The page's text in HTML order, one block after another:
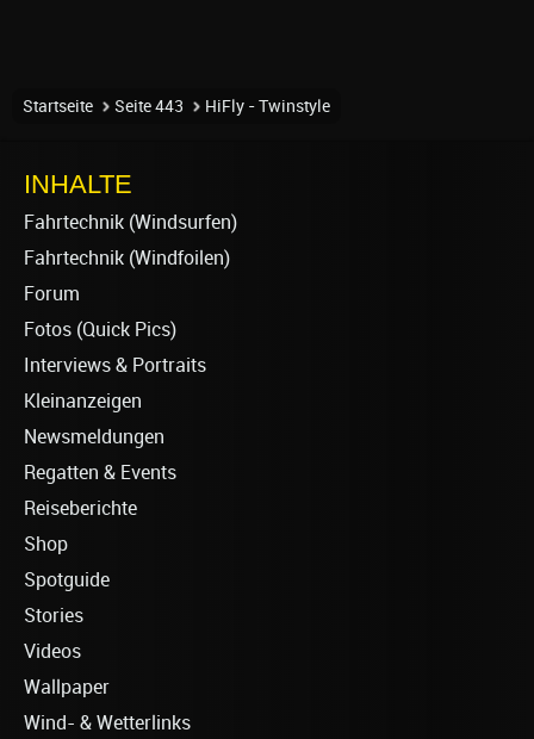
Startseite Seite 443 HiFly - Twinstyle
INHALTE
Fahrtechnik (Windsurfen)
Fahrtechnik (Windfoilen)
Forum
Fotos (Quick Pics)
Interviews & Portraits
Kleinanzeigen
Newsmeldungen
Regatten & Events
Reiseberichte
Shop
Spotguide
Stories
Videos
Wallpaper
Wind- & Wetterlinks